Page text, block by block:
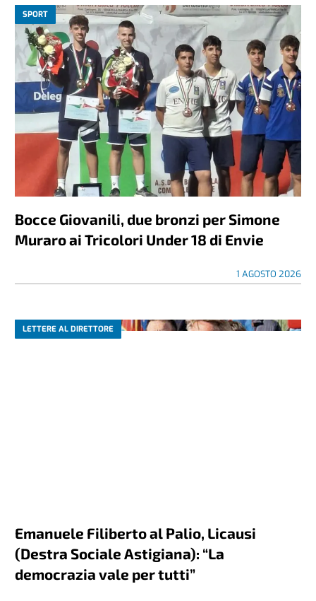
SPORT
Bocce Giovanili, due bronzi per Simone
Muraro ai Tricolori Under 18 di Envie
1 AGOSTO 2026
LETTERE AL DIRETTORE
Emanuele Filiberto al Palio, Licausi
(Destra Sociale Astigiana): “La
democrazia vale per tutti”